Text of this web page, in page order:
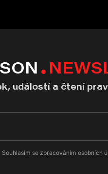
událostí a čtení
Souhlasím se zpracováním osobních